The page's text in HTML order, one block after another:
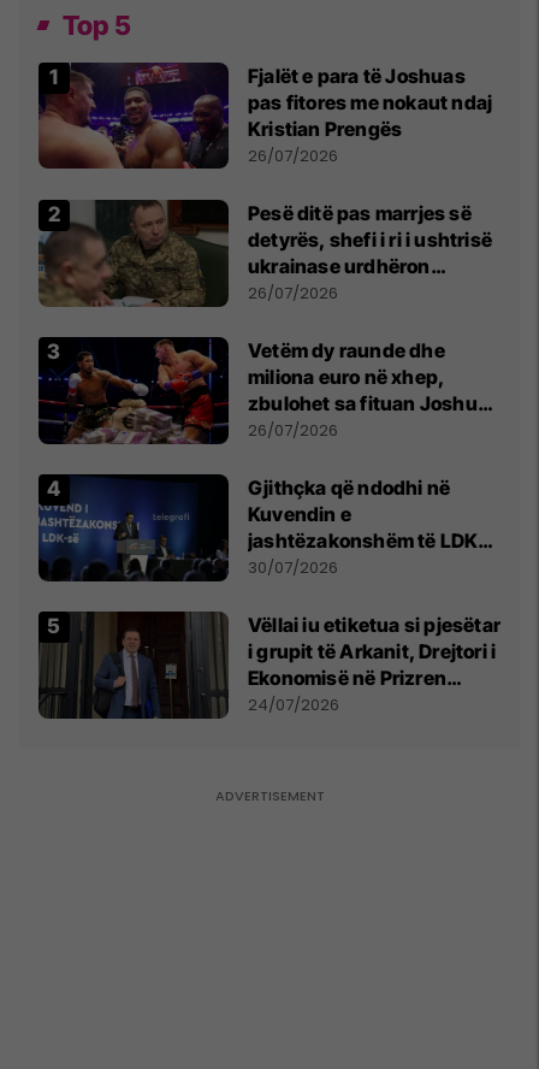
Top 5
Fjalët e para të Joshuas
pas fitores me nokaut ndaj
Kristian Prengës
26/07/2026
Pesë ditë pas marrjes së
detyrës, shefi i ri i ushtrisë
ukrainase urdhëron
kontroll të madh
26/07/2026
Vetëm dy raunde dhe
miliona euro në xhep,
zbulohet sa fituan Joshua
e Prenga
26/07/2026
Gjithçka që ndodhi në
Kuvendin e
jashtëzakonshëm të LDK-
së
30/07/2026
Vëllai iu etiketua si pjesëtar
i grupit të Arkanit, Drejtori i
Ekonomisë në Prizren
mohon pretendimet
24/07/2026